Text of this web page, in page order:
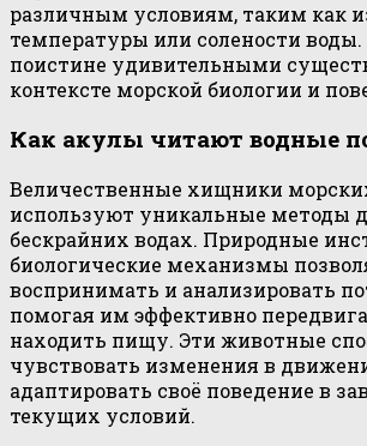
различным условиям, таким как
температуры или солености воды.
поистине удивительными
контексте морской биологии и
Как акулы читают водные
Величественные хищники
используют уникальные методы
бескрайних водах. Природные
биологические механизмы
воспринимать и анализировать
помогая им эффективно
находить пищу. Эти животные
чувствовать изменения в
адаптировать своё поведение в
текущих условий.